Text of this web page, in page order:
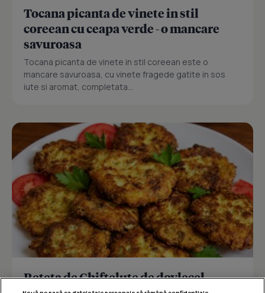
Tocana picanta de vinete in stil
coreean cu ceapa verde - o mancare
savuroasa
Tocana picanta de vinete in stil coreean este o
mancare savuroasa, cu vinete fragede gatite in sos
iute si aromat, completata...
Reteta de Chiftelute de dovlecel